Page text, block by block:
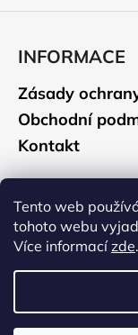
Tento web
tohoto webu
Více informacízde.
INFORMACE
Zásady
Obchodní
Kontakt
CAMELBAK
Údržba a čištění
Historie značky